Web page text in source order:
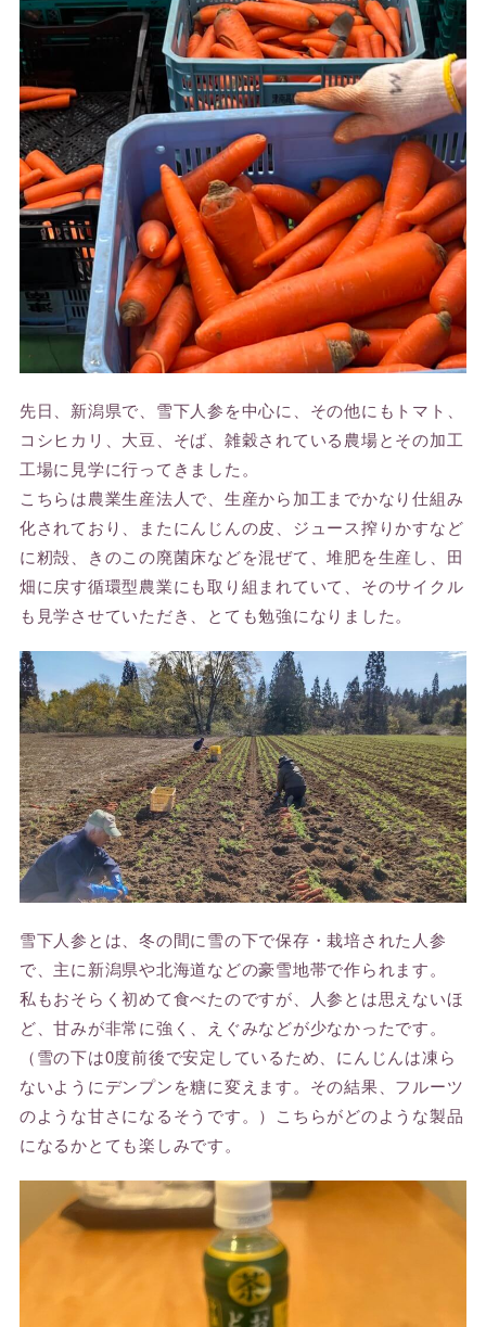
先日、新潟県で、雪下人参を中心に、その他にもトマト、
コシヒカリ、大豆、そば、雑穀されている農場とその加工
工場に見学に行ってきました。
こちらは農業生産法人で、生産から加工までかなり仕組み
化されており、またにんじんの皮、ジュース搾りかすなど
に籾殻、きのこの廃菌床などを混ぜて、堆肥を生産し、田
畑に戻す循環型農業にも取り組まれていて、そのサイクル
も見学させていただき、とても勉強になりました。
雪下人参とは、冬の間に雪の下で保存・栽培された人参
で、主に新潟県や北海道などの豪雪地帯で作られます。
私もおそらく初めて食べたのですが、人参とは思えないほ
ど、甘みが非常に強く、えぐみなどが少なかったです。
（雪の下は0度前後で安定しているため、にんじんは凍ら
ないようにデンプンを糖に変えます。その結果、フルーツ
のような甘さになるそうです。）こちらがどのような製品
になるかとても楽しみです。